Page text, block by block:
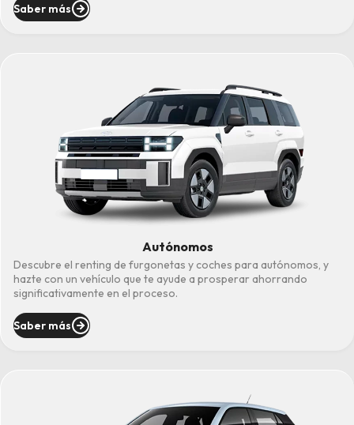
Saber más
Autónomos
Descubre el renting de furgonetas y coches para autónomos, y
hazte con un vehículo que te ayude a prosperar ahorrando
significativamente en el proceso.
Saber más